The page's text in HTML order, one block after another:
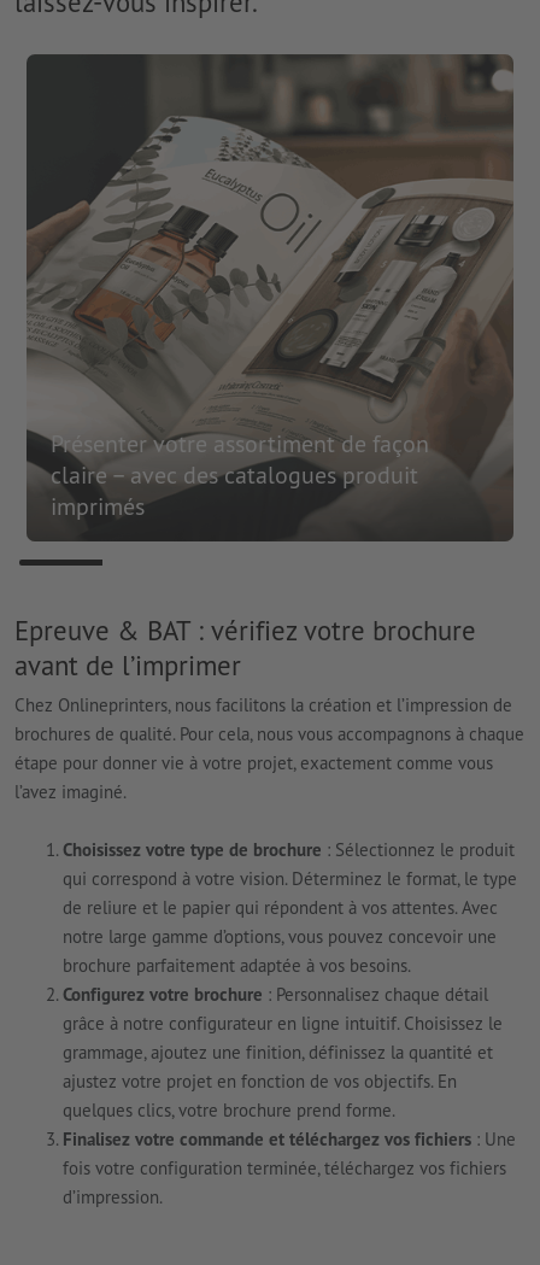
Présenter votre assortiment de façon
claire – avec des catalogues produit
imprimés
Epreuve & BAT : vérifiez votre brochure
avant de l’imprimer
Chez Onlineprinters, nous facilitons la création et l’impression de
brochures de qualité. Pour cela, nous vous accompagnons à chaque
étape pour donner vie à votre projet, exactement comme vous
l’avez imaginé.
Choisissez votre type de brochure : Sélectionnez le produit
qui correspond à votre vision. Déterminez le format, le type
de reliure et le papier qui répondent à vos attentes. Avec
notre large gamme d’options, vous pouvez concevoir une
brochure parfaitement adaptée à vos besoins.
Configurez votre brochure : Personnalisez chaque détail
grâce à notre configurateur en ligne intuitif. Choisissez le
grammage, ajoutez une finition, définissez la quantité et
ajustez votre projet en fonction de vos objectifs. En
quelques clics, votre brochure prend forme.
Finalisez votre commande et téléchargez vos fichiers : Une
fois votre configuration terminée, téléchargez vos fichiers
d’impression.